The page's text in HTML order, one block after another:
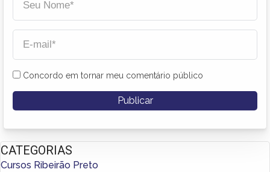
Concordo em tornar meu comentário público
CATEGORIAS
Cursos Ribeirão Preto